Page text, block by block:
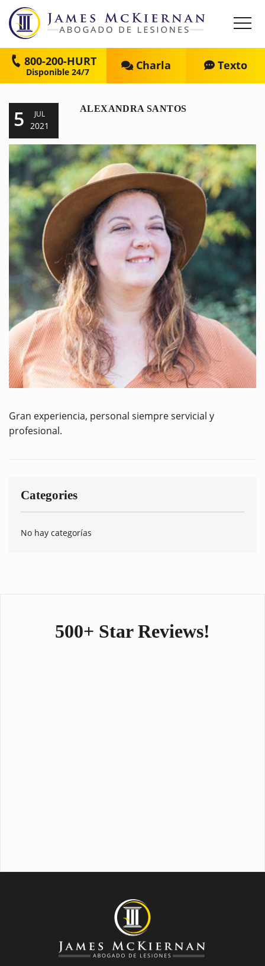
800-200-HURT Charla Texto
5 JUL
2021
ALEXANDRA SANTOS
Gran experiencia, personal siempre servicial y
profesional.
Categories
No hay categorías
500+ Star Reviews!